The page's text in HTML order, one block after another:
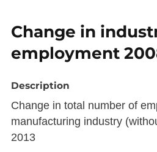
Change in
employment
Description
Change in total number of
manufacturing industry
2013